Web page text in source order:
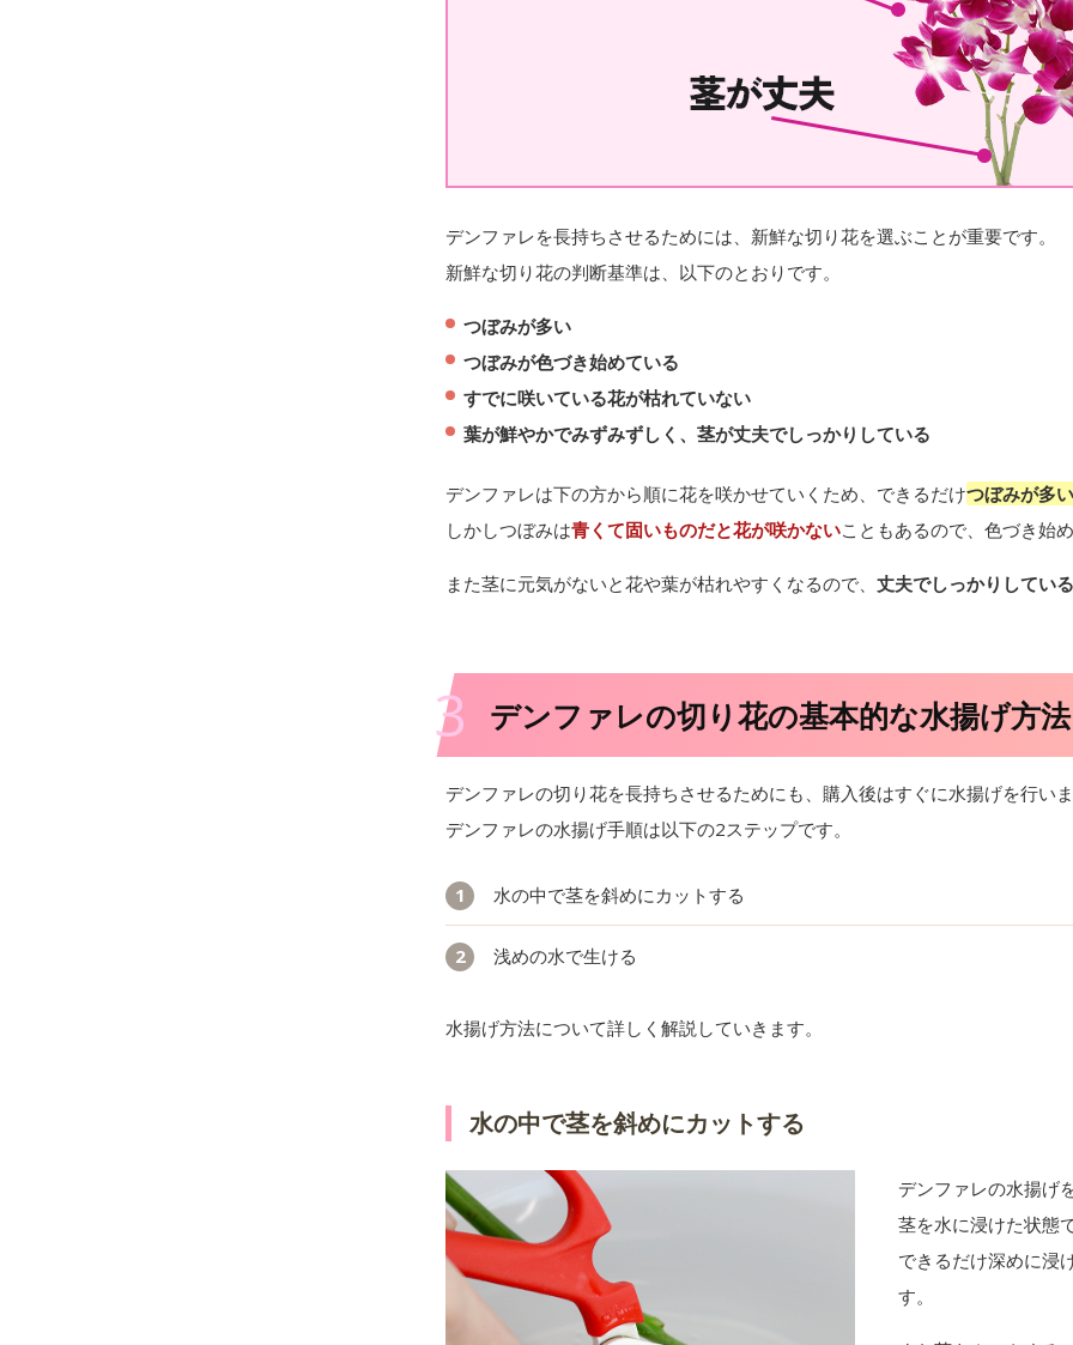
デンファレを長持ちさせるためには、新鮮な切り花を選ぶことが重要です。
新鮮な切り花の判断基準は、以下のとおりです。
つぼみが多い
つぼみが色づき始めている
すでに咲いている花が枯れていない
葉が鮮やかでみずみずしく、茎が丈夫でしっかりしている
デンファレは下の方から順に花を咲かせていくため、できるだけつぼみが多
しかしつぼみは青くて固いものだと花が咲かないこともあるので、色づき始
また茎に元気がないと花や葉が枯れやすくなるので、 丈夫でしっかりしてい
3 デンファレの切り花の基本的な水揚げ方法
デンファレの切り花を長持ちさせるためにも、購入後はすぐに水揚げを行いま
デンファレの水揚げ手順は以下の2ステップです。
水の中で茎を斜めにカットする
浅めの水で生ける
水揚げ方法について詳しく解説していきます。
水の中で茎を斜めにカットする
デンファレの水揚げ
茎を水に浸けた状態で
できるだけ深めに浸
す。